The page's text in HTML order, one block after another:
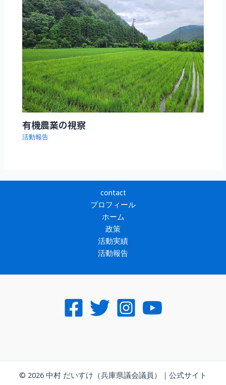
有機農業の視察
活動報告
contact
プロフィール
ホーム
政策
活動実績
活動報告
© 2026 中村 だいすけ（兵庫県議会議員）｜公式サイト